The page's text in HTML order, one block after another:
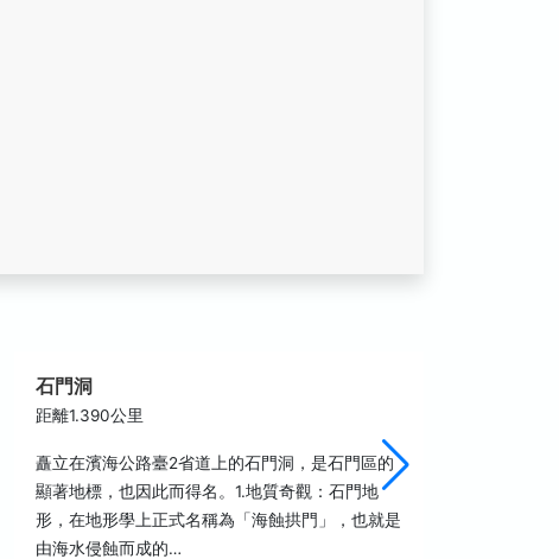
石門洞
距離1.390公里
矗立在濱海公路臺2省道上的石門洞，是石門區的
顯著地標，也因此而得名。1.地質奇觀：石門地
形，在地形學上正式名稱為「海蝕拱門」，也就是
由海水侵蝕而成的…